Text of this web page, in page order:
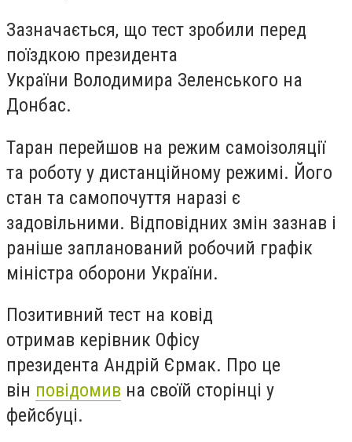
Зазначається, що тест зробили перед
поїздкою президента
України Володимира Зеленського на
Донбас.
Таран перейшов на режим самоізоляції
та роботу у дистанційному режимі. Його
стан та самопочуття наразі є
задовільними. Відповідних змін зазнав і
раніше запланований робочий графік
міністра оборони України.
Позитивний тест на ковід
отримав керівник Офісу
президента Андрій Єрмак. Про це
він повідомив на своїй сторінці у
фейсбуці.